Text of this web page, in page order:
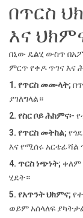
በጥርስ
እና
በኒው ዴልሂ ውስጥ
ምርጥ የቀዶ ጥገና እና
1. የጥርስ መሙላት;
ያገለግላል።
2. የስር ቦይ ሕክምና፡-
3. የጥርስ መትከል;
እና የሚሰሩ
4. ጥርስ ነጭነት; ቀለም
ሂደት።
5. የአጥንት ህክምና;
ወይም አሰላለፍ